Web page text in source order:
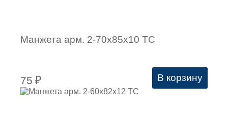
Манжета арм. 2-70х85х10 ТС
75 ₽ В корзину